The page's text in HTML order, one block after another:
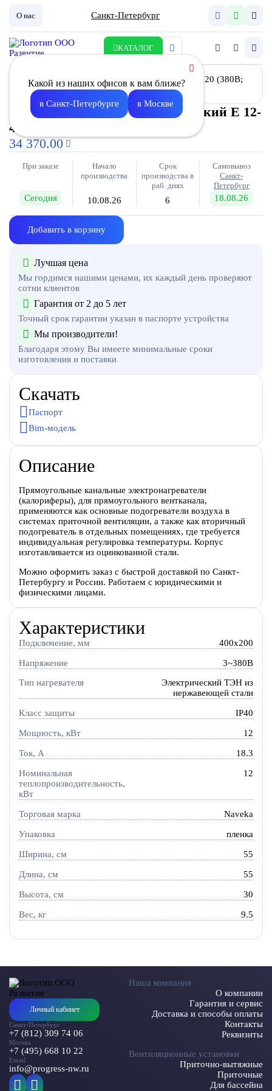
О нас Санкт-Петербург
КАТАЛОГ
Какой из наших офисов к вам ближе?
в Санкт-Петербурге в Москве
Воздухонагреватель электрический E 12-
4020 (380В; 18,3А) Тип 1
34 370.00
При заказе
Сегодня
Начало
производства
10.08.26
Срок
производства в
раб. днях
6
Самовывоз
Санкт-
Петербург
18.08.26
Добавить в корзину
Лучшая цена
Мы гордимся нашими ценами, их каждый день проверяют
сотни клиентов
Гарантия от 2 до 5 лет
Точный срок гарантии указан в паспорте устройства
Мы производители!
Благодаря этому Вы имеете минимальные сроки
изготовления и поставки
Скачать
Паспорт
Bim-модель
Описание
Прямоугольные канальные электронагреватели
(калориферы), для прямоугольного вентканала,
применяются как основные подогреватели воздуха в
системах приточной вентиляции, а также как вторичный
подогреватель в отдельных помещениях, где требуется
индивидуальная регулировка температуры. Корпус
изготавливается из оцинкованной стали.
Можно оформить заказ с быстрой доставкой по Санкт-
Петербургу и России. Работаем с юридическими и
физическими лицами.
Характеристики
Подключение, мм 400x200
Напряжение 3~380В
Тип нагревателя
Электрический ТЭН из
нержавеющей стали
Класс защиты IP40
Мощность, кВт 12
Ток, A 18.3
Номинальная
теплопроизводительность,
кВт
12
Торговая марка Naveka
Упаковка пленка
Ширина, см 55
Длина, см 55
Высота, см 30
Вес, кг 9.5
Личный кабинет
Санкт-Петербург
+7 (812) 309 74 06
Москва
+7 (495) 668 10 22
Email
info@progress-nw.ru
Наша компания
О компании
Гарантия и сервис
Доставка и способы оплаты
Контакты
Реквизиты
Вентиляционные установки
Приточно-вытяжные
Приточные
Для бассейна